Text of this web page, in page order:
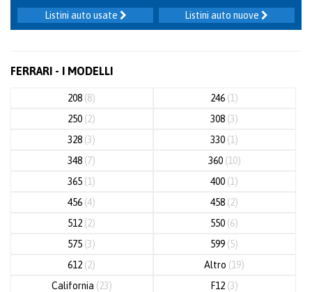
Listini auto nuove
Listini auto usate
FERRARI - I MODELLI
208 (8) 246 (1)
250 (2) 308 (3)
328 (3) 330 (1)
348 (7) 360 (10)
365 (1) 400 (1)
456 (4) 458 (2)
512 (2) 550 (6)
575 (3) 599 (5)
612 (2) Altro (19)
California (23) F12 (3)